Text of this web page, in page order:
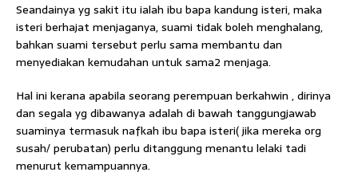
Seandainya yg sakit itu ialah ibu bapa kandung isteri, maka
isteri berhajat menjaganya, suami tidak boleh menghalang,
bahkan suami tersebut perlu sama membantu dan
menyediakan kemudahan untuk sama2 menjaga.
Hal ini kerana apabila seorang perempuan berkahwin , dirinya
dan segala yg dibawanya adalah di bawah tanggungjawab
suaminya termasuk nafkah ibu bapa isteri( jika mereka org
susah/ perubatan) perlu ditanggung menantu lelaki tadi
menurut kemampuannya.